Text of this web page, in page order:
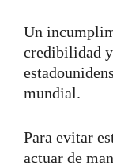
Un
credibilidad
mundial.
Para evitar
actuar de